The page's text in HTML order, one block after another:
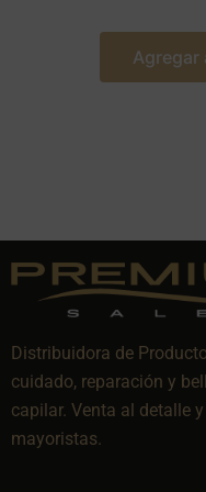
Agregar
Distribuidora de
cuidado, reparación y
capilar. Venta al detalle
mayoristas.